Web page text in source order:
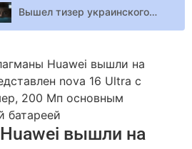
Вышел тизер украинского сериала Перевозница
Тарас Тополя из группы “Антитела” признался о трудностях в отношениях с певицей Alyosha и рассказал, собирается ли жена возвращаться домой
Huawei вышли на
nova 16 Ultra с
200 Мп основным
батареей
вышли на